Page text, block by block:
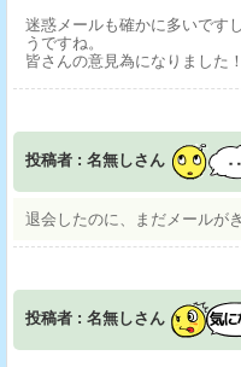
迷惑メールも確かに多いです
うですね。
皆さんの意見為になりました！
投稿者 : 名無しさん
退会したのに、まだメールがき
投稿者 : 名無しさん